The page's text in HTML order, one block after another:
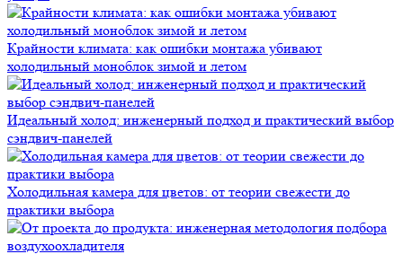
Крайности климата: как ошибки монтажа убивают
холодильный моноблок зимой и летом
Идеальный холод: инженерный подход и практический выбор
сэндвич-панелей
Холодильная камера для цветов: от теории свежести до
практики выбора